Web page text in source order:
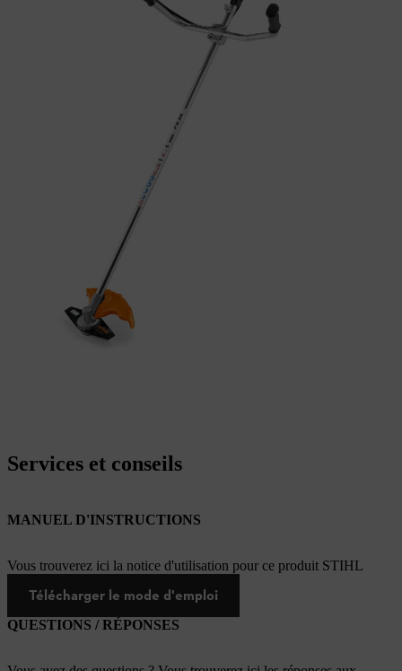
Services et conseils
MANUEL D'INSTRUCTIONS
Vous trouverez ici la notice d'utilisation pour ce produit STIHL
Télécharger le mode d'emploi
QUESTIONS / RÉPONSES